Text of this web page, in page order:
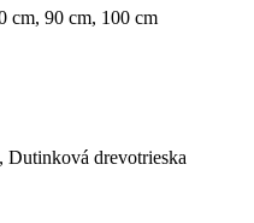
cm, 90 cm, 100 cm
Dutinková drevotrieska